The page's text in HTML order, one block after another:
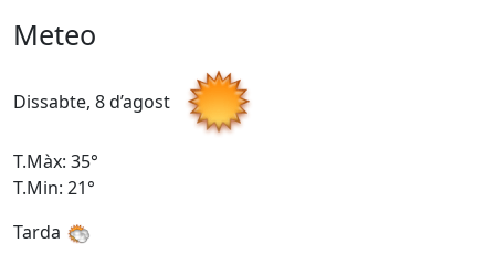
Meteo
Dissabte, 8 d’agost
T.Màx: 35°
T.Min: 21°
Tarda